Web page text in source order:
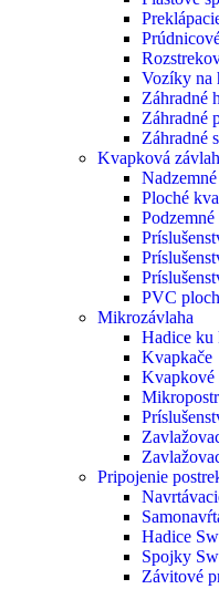
Vozíky na
Záhradné
Záhradné
Záhradné
Kvapková
Ploché
PVC
Mikrozávlaha
Hadice ku
Kvapkače
Kvapkové
Pripojenie
Hadice
Spojky
Závitové